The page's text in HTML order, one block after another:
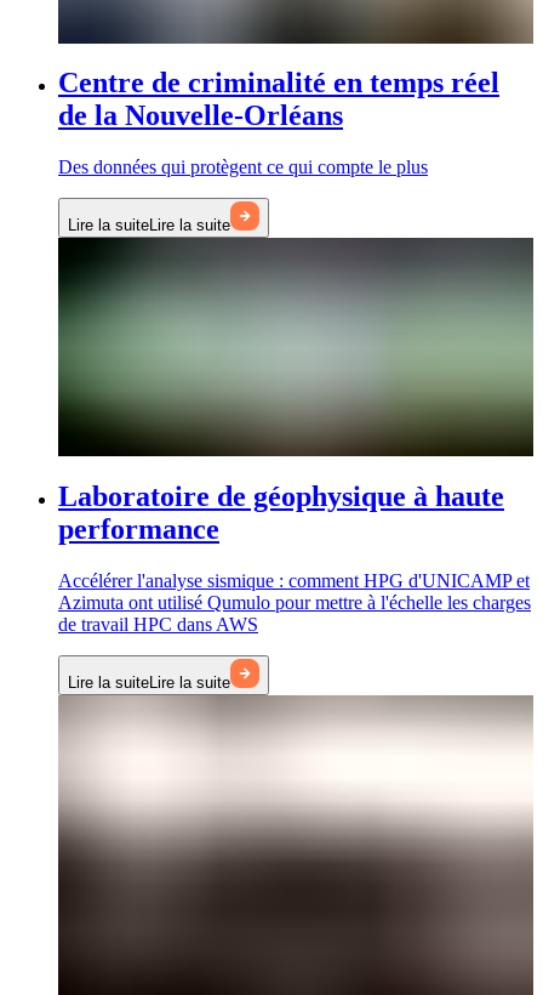
Centre de criminalité en temps réel
de la Nouvelle-Orléans
Des données qui protègent ce qui compte le plus
Lire la suiteLire la suite
Laboratoire de géophysique à haute
performance
Accélérer l'analyse sismique : comment HPG d'UNICAMP et
Azimuta ont utilisé Qumulo pour mettre à l'échelle les charges
de travail HPC dans AWS
Lire la suiteLire la suite